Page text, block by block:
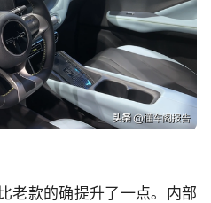
老款的确提升了一点。内部